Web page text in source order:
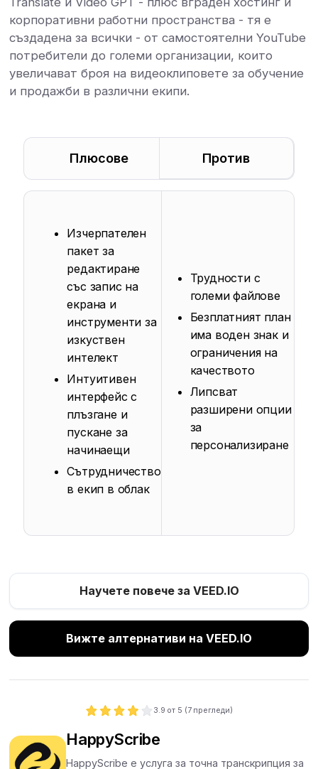
корпоративни работни пространства - тя е
създадена за всички - от самостоятелни YouTube
потребители до големи организации, които
увеличават броя на видеоклиповете за обучение
и продажби в различни екипи.
Плюсове Против
Изчерпателен
пакет за
редактиране
със запис на
екрана и
инструменти за
изкуствен
интелект
Интуитивен
интерфейс с
плъзгане и
пускане за
начинаещи
Сътрудничество
в екип в облак
Трудности с
големи файлове
Безплатният план
има воден знак и
ограничения на
качеството
Липсват
разширени опции
за
персонализиране
Научете повече за VEED.IO
Вижте алтернативи на VEED.IO
3.9 от 5 (7 прегледи)
HappyScribe
HappyScribe е услуга за точна транскрипция за